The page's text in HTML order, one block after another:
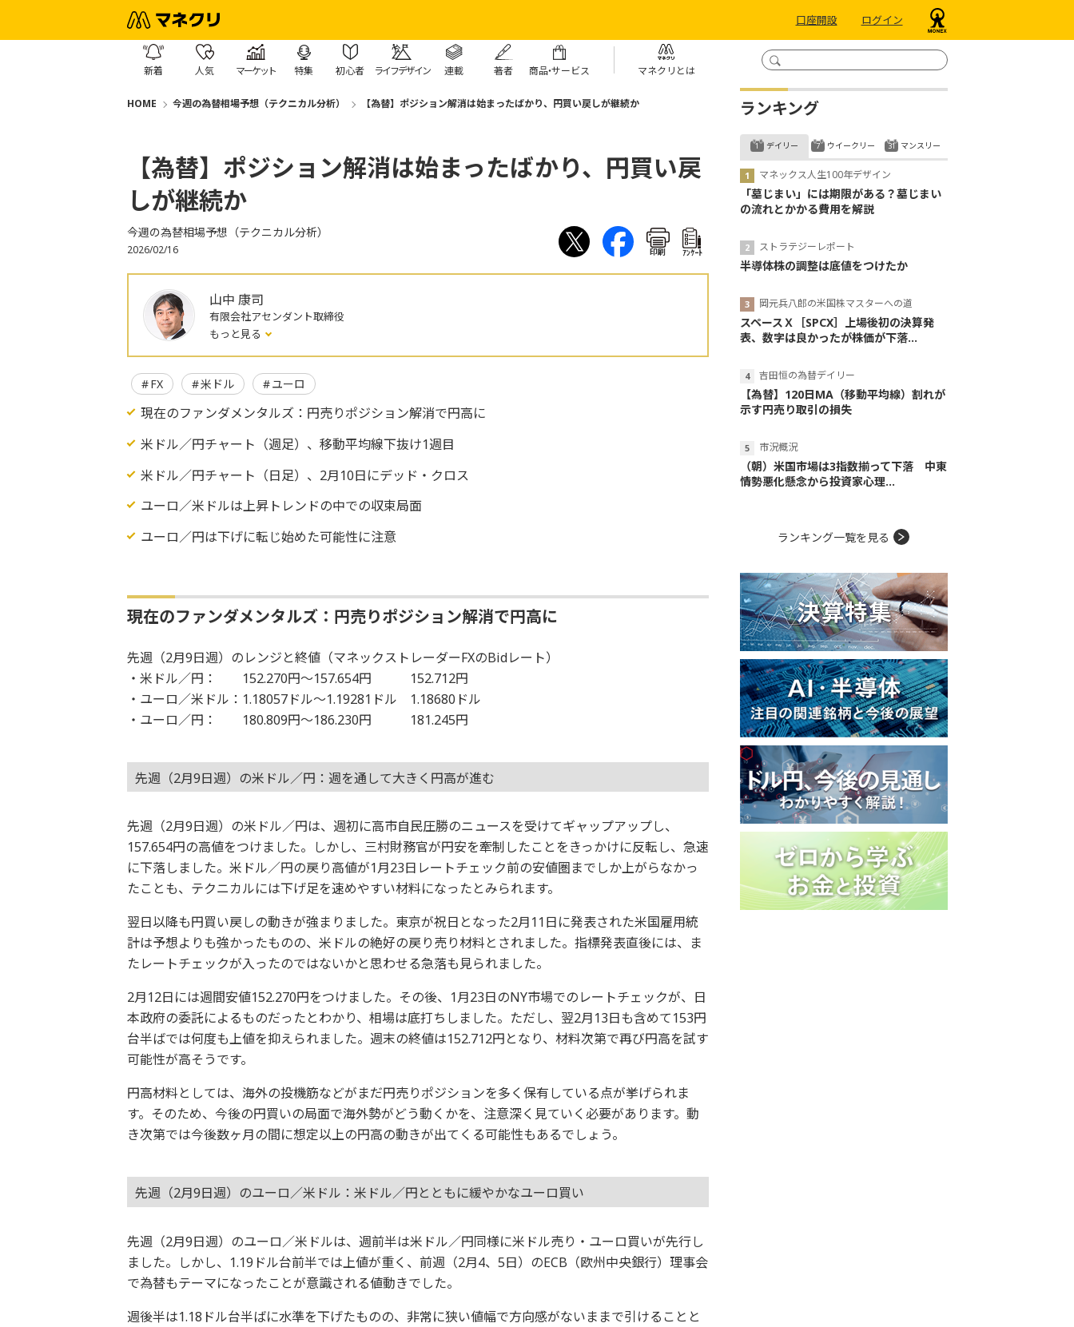
口座開設 ログイン
新着 人気 マーケット 特集 初心者 ライフデザイン 連載 著者 商品・サービス マネクリとは
HOME 今週の為替相場予想（テクニカル分析） 【為替】ポジション解消は始まったばかり、円買い戻しが継続か
【為替】ポジション解消は始まったばかり、円買い戻
しが継続か
今週の為替相場予想（テクニカル分析）
2026/02/16 印刷 ｱﾝｹｰﾄ
山中 康司
有限会社アセンダント取締役
もっと見る
FX 米ドル ユーロ
現在のファンダメンタルズ：円売りポジション解消で円高に
米ドル／円チャート（週足）、移動平均線下抜け1週目
米ドル／円チャート（日足）、2月10日にデッド・クロス
ユーロ／米ドルは上昇トレンドの中での収束局面
ユーロ／円は下げに転じ始めた可能性に注意
現在のファンダメンタルズ：円売りポジション解消で円高に
先週（2月9日週）のレンジと終値（マネックストレーダーFXのBidレート）
・米ドル／円： 152.270円～157.654円 152.712円
・ユーロ／米ドル：1.18057ドル～1.19281ドル 1.18680ドル
・ユーロ／円： 180.809円～186.230円 181.245円
先週（2月9日週）の米ドル／円：週を通して大きく円高が進む
先週（2月9日週）の米ドル／円は、週初に高市自民圧勝のニュースを受けてギャップアップし、
157.654円の高値をつけました。しかし、三村財務官が円安を牽制したことをきっかけに反転し、急速
に下落しました。米ドル／円の戻り高値が1月23日レートチェック前の安値圏までしか上がらなかっ
たことも、テクニカルには下げ足を速めやすい材料になったとみられます。
翌日以降も円買い戻しの動きが強まりました。東京が祝日となった2月11日に発表された米国雇用統
計は予想よりも強かったものの、米ドルの絶好の戻り売り材料とされました。指標発表直後には、ま
たレートチェックが入ったのではないかと思わせる急落も見られました。
2月12日には週間安値152.270円をつけました。その後、1月23日のNY市場でのレートチェックが、日
本政府の委託によるものだったとわかり、相場は底打ちしました。ただし、翌2月13日も含めて153円
台半ばでは何度も上値を抑えられました。週末の終値は152.712円となり、材料次第で再び円高を試す
可能性が高そうです。
円高材料としては、海外の投機筋などがまだ円売りポジションを多く保有している点が挙げられま
す。そのため、今後の円買いの局面で海外勢がどう動くかを、注意深く見ていく必要があります。動
き次第では今後数ヶ月の間に想定以上の円高の動きが出てくる可能性もあるでしょう。
先週（2月9日週）のユーロ／米ドル：米ドル／円とともに緩やかなユーロ買い
先週（2月9日週）のユーロ／米ドルは、週前半は米ドル／円同様に米ドル売り・ユーロ買いが先行し
ました。しかし、1.19ドル台前半では上値が重く、前週（2月4、5日）のECB（欧州中央銀行）理事会
で為替もテーマになったことが意識される値動きでした。
週後半は1.18ドル台半ばに水準を下げたものの、非常に狭い値幅で方向感がないままで引けることと
ランキング
デイリー
マネックス人生100年デザイン
「墓じまい」には期限がある？墓じまい
の流れとかかる費用を解説
ストラテジーレポート
半導体株の調整は底値をつけたか
岡元兵八郎の米国株マスターへの道
スペースＸ［SPCX］上場後初の決算発
表、数字は良かったが株価が下落...
吉田恒の為替デイリー
【為替】120日MA（移動平均線）割れが
示す円売り取引の損失
市況概況
（朝）米国市場は3指数揃って下落 中東
情勢悪化懸念から投資家心理...
ウイークリー マンスリー
ランキング一覧を見る